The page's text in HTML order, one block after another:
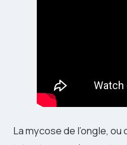
La mycose de l’ongle,